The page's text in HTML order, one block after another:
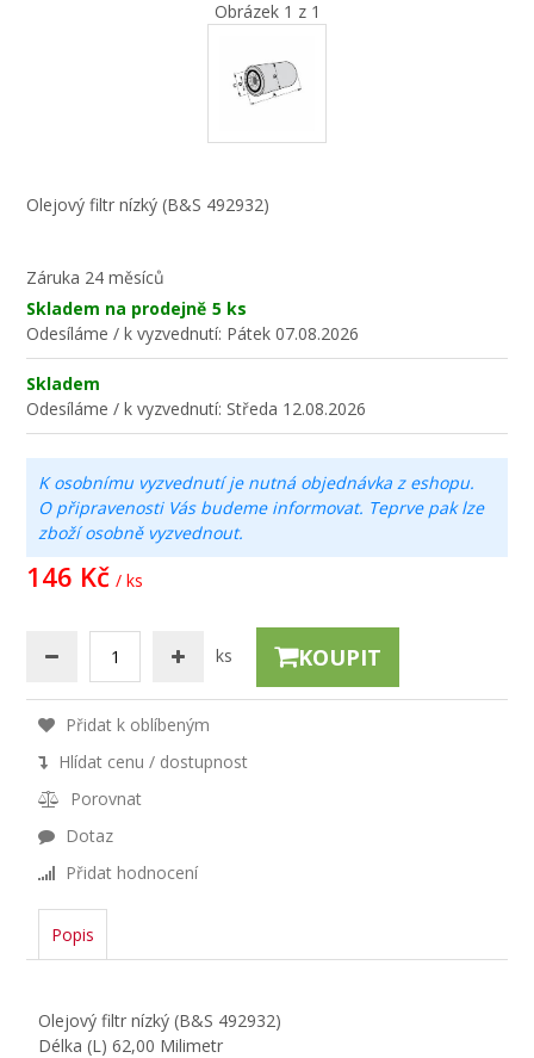
Obrázek 1 z 1
Olejový filtr nízký (B&S 492932)
Záruka 24 měsíců
Skladem na prodejně 5 ks
Odesíláme / k vyzvednutí: Pátek 07.08.2026
Skladem
Odesíláme / k vyzvednutí: Středa 12.08.2026
K osobnímu vyzvednutí je nutná objednávka z eshopu.
O připravenosti Vás budeme informovat. Teprve pak lze
zboží osobně vyzvednout.
146 Kč / ks
ks KOUPIT
Přidat k oblíbeným
Hlídat cenu / dostupnost
Porovnat
Dotaz
Přidat hodnocení
Popis
Olejový filtr nízký (B&S 492932)
Délka (L) 62,00 Milimetr